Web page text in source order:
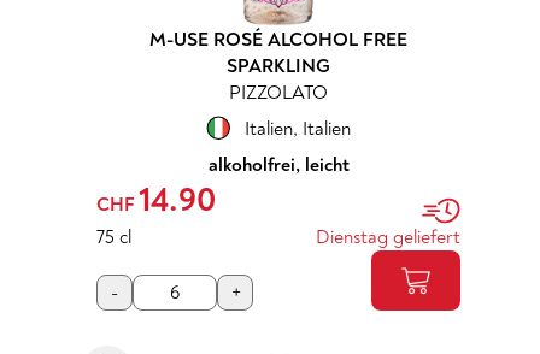
M-USE ROSÉ ALCOHOL FREE
SPARKLING
PIZZOLATO
Italien, Italien
alkoholfrei, leicht
CHF 14.90
75 cl Dienstag geliefert
- +